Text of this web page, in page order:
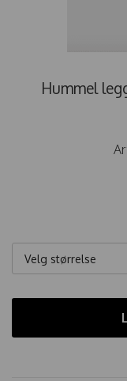
Hummel
Velg størrelse